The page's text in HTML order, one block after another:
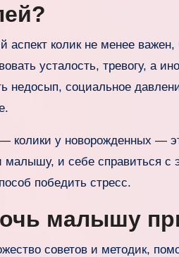
аспект колик не менее
усталость, тревогу, а
недосып, социальное
колики у новорожденных —
малышу, и себе справиться
победить стресс.
малышу
советов и методик,